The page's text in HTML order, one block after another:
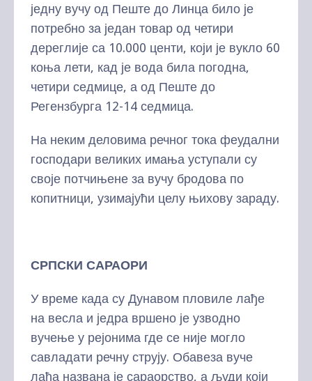
једну вучу од Пеште до Линца било је
потребно за један товар од четири
дереглије са 10.000 центи, који је вукло 60
коња лети, кад је вода била погодна,
четири седмице, а од Пеште до
Регензбурга 12-14 седмица.
На неким деловима речног тока феудални
господари великих имања уступали су
своје потчињене за вучу бродова по
копитници, узимајући целу њихову зараду.
СРПСКИ САРАОРИ
У време када су Дунавом пловиле лађе
на весла и једра вршено је узводно
вучење у рејонима где се није могло
савладати речну струју. Обавеза вуче
лађа названа је сараорство, а људи који